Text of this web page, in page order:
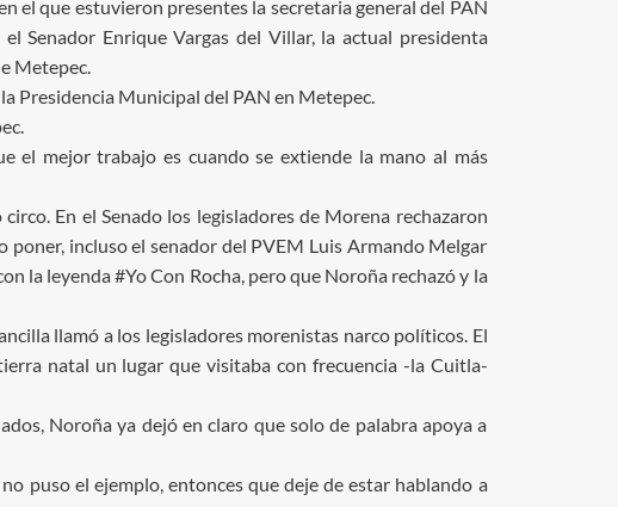
el que estuvieron presentes la secretaria general del PAN
Senador Enrique Vargas del Villar, la actual presidenta
Metepec.
Presidencia Municipal del PAN en Metepec.
el mejor trabajo es cuando se extiende la mano al más
En el Senado los legisladores de Morena rechazaron
poner, incluso el senador del PVEM Luis Armando Melgar
la leyenda #Yo Con Rocha, pero que Noroña rechazó y la
llamó a los legisladores morenistas narco políticos. El
natal un lugar que visitaba con frecuencia -la Cuitla-
Noroña ya dejó en claro que solo de palabra apoya a
puso el ejemplo, entonces que deje de estar hablando a